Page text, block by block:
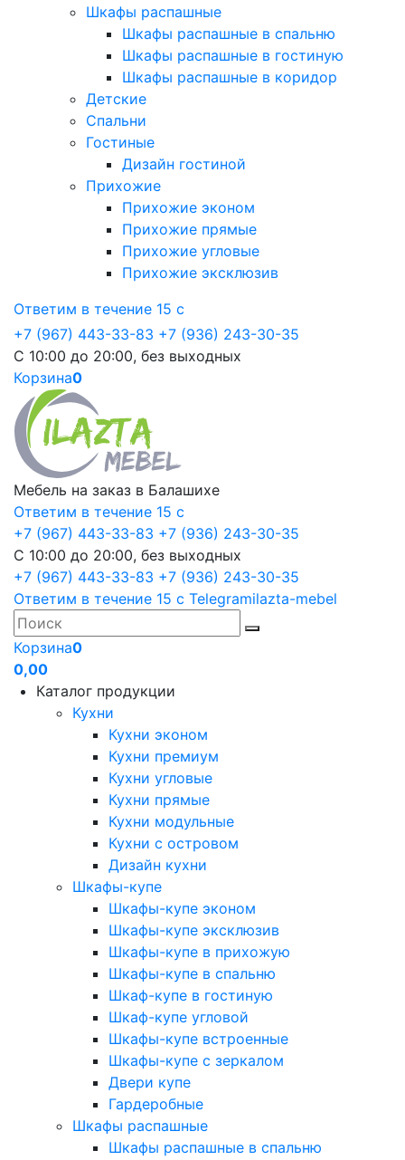
Шкафы распашные
Шкафы распашные в спальню
Шкафы распашные в гостиную
Шкафы распашные в коридор
Детские
Спальни
Гостиные
Дизайн гостиной
Прихожие
Прихожие эконом
Прихожие прямые
Прихожие угловые
Прихожие эксклюзив
Ответим в течение 15 с
+7 (967) 443-33-83 +7 (936) 243-30-35
С 10:00 до 20:00, без выходных
Корзина0
Мебель на заказ в Балашихе
Ответим в течение 15 с
+7 (967) 443-33-83 +7 (936) 243-30-35
С 10:00 до 20:00, без выходных
+7 (967) 443-33-83 +7 (936) 243-30-35
Ответим в течение 15 с Telegramilazta-mebel
Корзина0
0,00
Каталог продукции
Кухни
Кухни эконом
Кухни премиум
Кухни угловые
Кухни прямые
Кухни модульные
Кухни с островом
Дизайн кухни
Шкафы-купе
Шкафы-купе эконом
Шкафы-купе эксклюзив
Шкафы-купе в прихожую
Шкафы-купе в спальню
Шкаф-купе в гостиную
Шкаф-купе угловой
Шкафы-купе встроенные
Шкафы-купе с зеркалом
Двери купе
Гардеробные
Шкафы распашные
Шкафы распашные в спальню